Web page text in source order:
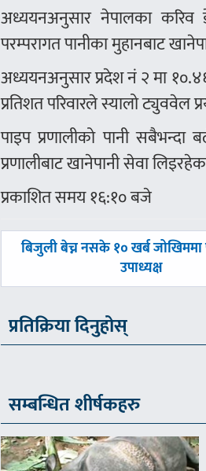
अध्ययनअनुसार नेपालका करिव
परम्परागत पानीका मुहानबाट
अध्ययनअनुसार प्रदेश नं २ मा १०.४६
प्रतिशत परिवारले स्यालो ट्युववेल
पाइप प्रणालीको पानी
प्रणालीबाट खानेपानी सेवा
प्रकाशित समय १६:१० बजे
पछिल्लाे
बिजुली बेच्न नसके १० खर्ब जोखिममा
उपाध्यक्ष
प्रतिक्रिया दिनुहोस्
सम्बन्धित शीर्षकहरु